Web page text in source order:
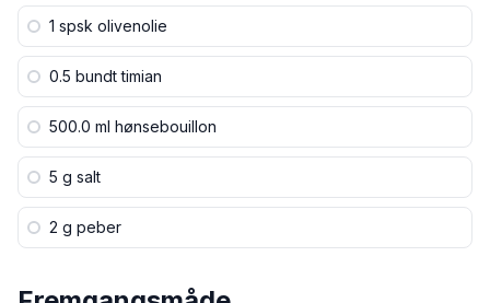
1 spsk olivenolie
0.5 bundt timian
500.0 ml hønsebouillon
5 g salt
2 g peber